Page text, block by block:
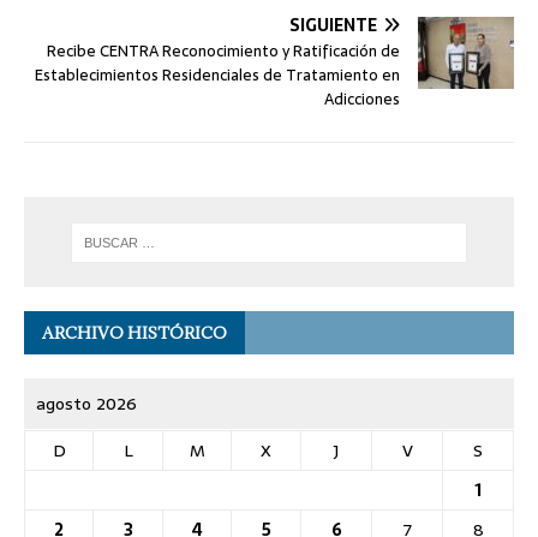
SIGUIENTE
Recibe CENTRA Reconocimiento y Ratificación de
Establecimientos Residenciales de Tratamiento en
Adicciones
ARCHIVO HISTÓRICO
agosto 2026
D
L M X J V
S
1
2
3 4 5 6 7
8